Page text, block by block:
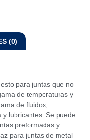
(0)
para juntas que no
de temperaturas y
de fluidos,
y lubricantes. Se puede
preformadas y
para juntas de metal